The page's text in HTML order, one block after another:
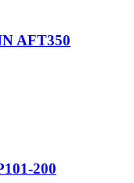
AFT350
200